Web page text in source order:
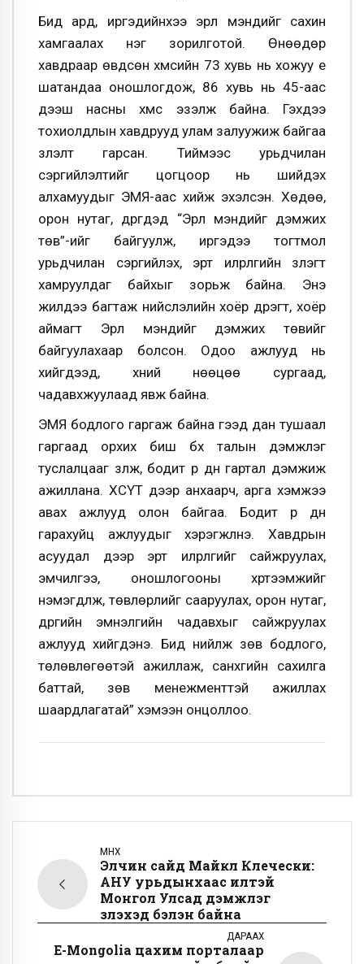
Бид ард, иргэдийнхээ эрүүл мэндийг сахин
хамгаалах нэг зорилготой. Өнөөдөр
хавдраар өвдсөн хүмүүсийн 73 хувь нь хожуу үе
шатандаа оношлогдож, 86 хувь нь 45-аас
дээш насны хүмүүс эзэлж байна. Гэхдээ
тохиолдлын хавдрууд улам залуужиж байгаа
үзүүлэлт гарсан. Тиймээс урьдчилан
сэргийлэлтийг цогцоор нь шийдэх
алхамуудыг ЭМЯ-аас хийж эхэлсэн. Хөдөө,
орон нутаг, дүүргүүдэд “Эрүүл мэндийг дэмжих
төв”-ийг байгуулж, иргэдээ тогтмол
урьдчилан сэргийлэх, эрт илрүүлгийн үзлэгт
хамруулдаг байхыг зорьж байна. Энэ
жилдээ багтаж нийслэлийн хоёр дүүрэгт, хоёр
аймагт Эрүүл мэндийг дэмжих төвийг
байгуулахаар болсон. Одоо ажлууд нь
хийгдээд, хүний нөөцөө сургаад,
чадавхжуулаад явж байна.
ЭМЯ бодлого гаргаж байна гээд дан тушаал
гаргаад орхих биш бүх талын дэмжлэг
туслалцааг үзүүлж, бодит үр дүн гартал дэмжиж
ажиллана. ХСҮТ дээр анхаарч, арга хэмжээ
авах ажлууд олон байгаа. Бодит үр дүн
гарахуйц ажлуудыг хэрэгжүүлнэ. Хавдрын
асуудал дээр эрт илрүүлгийг сайжруулах,
эмчилгээ, оношлогооны хүртээмжийг
нэмэгдүүлж, төвлөрлийг сааруулах, орон нутаг,
дүүргийн эмнэлгийн чадавхыг сайжруулах
ажлууд хийгдэнэ. Бид нийлж зөв бодлого,
төлөвлөгөөтэй ажиллаж, санхүүгийн сахилга
баттай, зөв менежменттэй ажиллах
шаардлагатай” хэмээн онцоллоо.
ӨМНӨХ
Элчин сайд Майкл Клечески:
АНУ урьдынхаас илүүтэй
Монгол Улсад дэмжлэг
үзүүлэхэд бэлэн байна
ДАРААХ
᠎E-Mongolia цахим порталаар